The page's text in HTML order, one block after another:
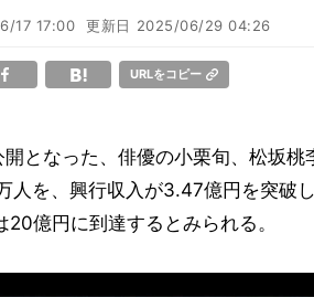
17 17:00 更新日 2025/06/29 04:26
URLをコピー
となった、俳優の小栗旬、松坂
人を、興行収入が3.47億円を突破
20億円に到達するとみられる。